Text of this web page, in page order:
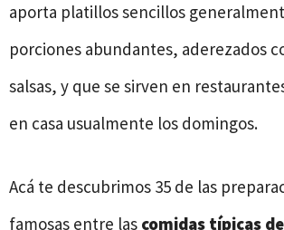
aporta platillos sencillos
porciones abundantes, aderezados
salsas, y que se sirven en
en casa usualmente los domingos.
Acá te descubrimos 35 de las
famosas entre las comidas típicas